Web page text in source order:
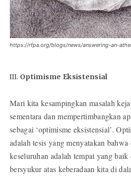
https://rfpa.org/blogs/news/answering-an-
Optimisme Eksistensial
Mari kita kesampingkan masalah
sementara dan mempertimbangkan
sebagai ‘optimisme eksistensial’.
adalah tesis yang menyatakan bahwa
keseluruhan adalah tempat yang
bersyukur atas keberadaan kita di